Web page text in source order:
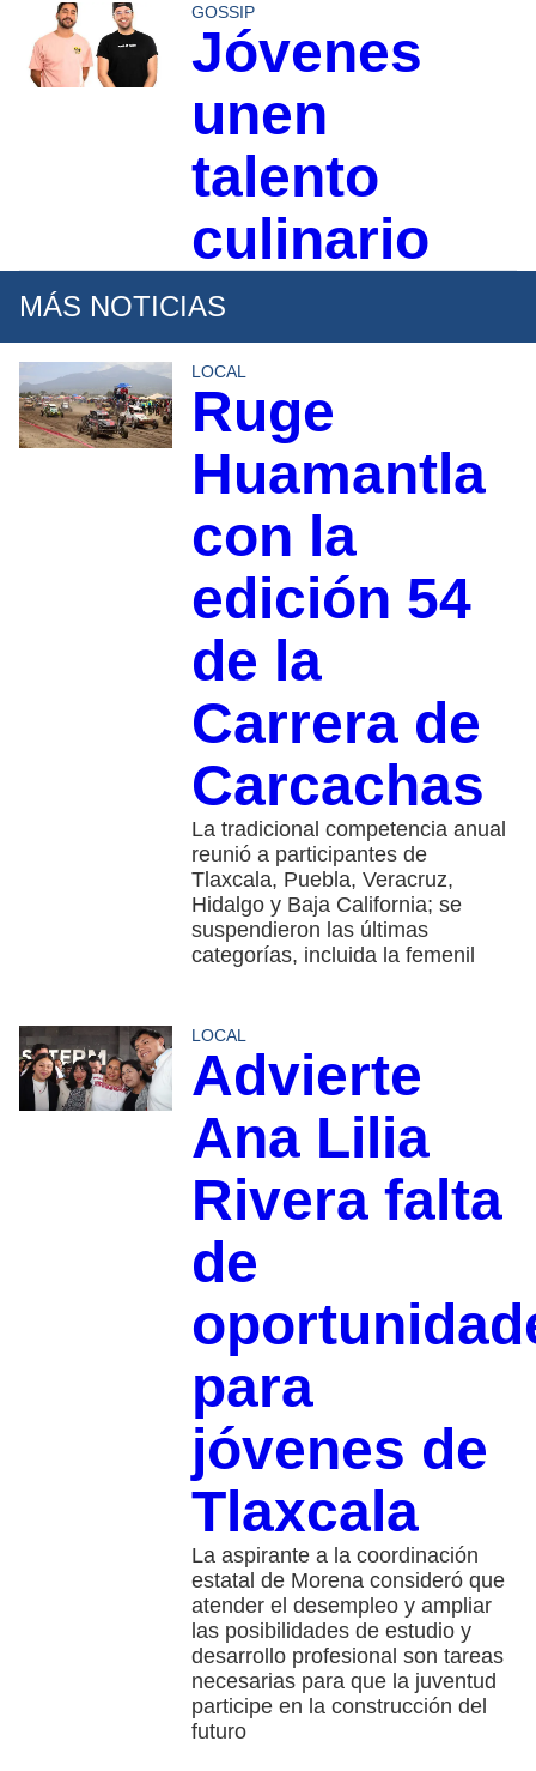
GOSSIP
Jóvenes
unen
talento
culinario
MÁS NOTICIAS
LOCAL
Ruge
Huamantla
con la
edición 54
de la
Carrera de
Carcachas
La tradicional competencia anual
reunió a participantes de
Tlaxcala, Puebla, Veracruz,
Hidalgo y Baja California; se
suspendieron las últimas
categorías, incluida la femenil
LOCAL
Advierte
Ana Lilia
Rivera falta
de
para
jóvenes de
Tlaxcala
La aspirante a la coordinación
estatal de Morena consideró que
atender el desempleo y ampliar
las posibilidades de estudio y
desarrollo profesional son tareas
necesarias para que la juventud
participe en la construcción del
futuro